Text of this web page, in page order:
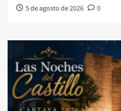
5 de agosto de 2026 0